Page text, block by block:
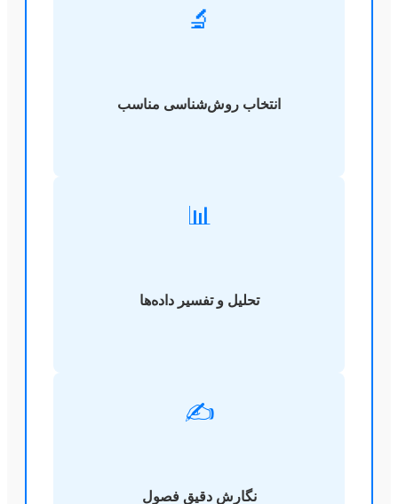
🔬
انتخاب روش‌شناسی مناسب
📊
تحلیل و تفسیر داده‌ها
✍️
نگارش دقیق فصول